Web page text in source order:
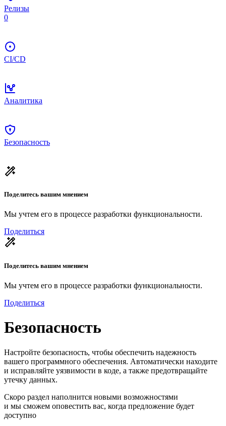
Релизы
0
CI/CD
Аналитика
Безопасность
Поделитесь вашим мнением
Мы учтем его в процессе разработки функциональности.
Поделиться
Поделитесь вашим мнением
Мы учтем его в процессе разработки функциональности.
Поделиться
Безопасность
Настройте безопасность, чтобы обеспечить надежность
вашего программного обеспечения. Автоматически находите
и исправляйте уязвимости в коде, а также предотвращайте
утечку данных.
Скоро раздел наполнится новыми возможностями
и мы сможем оповестить вас, когда предложение будет
доступно